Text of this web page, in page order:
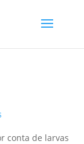
conta de larvas